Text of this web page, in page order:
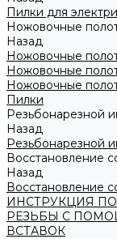
Пилки для
Ножовочные
Назад
Ножовочные
Ножовочные
Ножовочные
Пилки
Резьбонарезной
Назад
Резьбонарезной
Восстановление
Назад
Восстановление
ИНСТРУКЦИЯ
РЕЗЬБЫ С
ВСТАВОК